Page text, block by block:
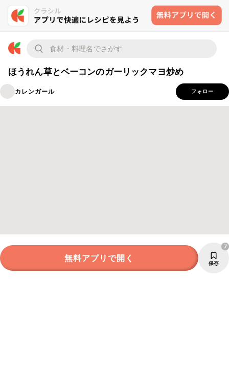
ほうれん草とベーコンのガーリックマヨ炒め
カレンガール フォロー
無料アプリで開く 保存
7